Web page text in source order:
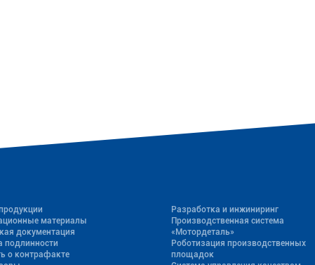
материалы
документация
подлинности
о контрафакте
Разработка и инжиниринг
Производственная система
«Mотордеталь»
Роботизация производственных
площадок